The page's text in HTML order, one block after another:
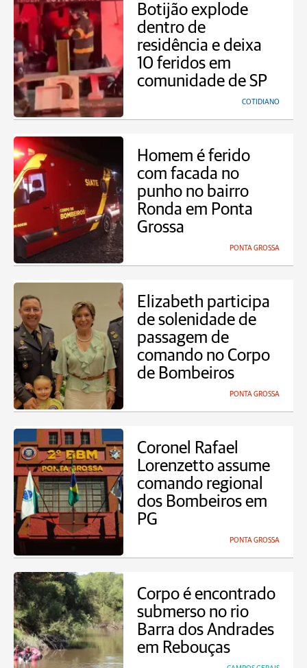
Botijão explode
dentro de
residência e deixa
10 feridos em
comunidade de SP
COTIDIANO
Homem é ferido
com facada no
punho no bairro
Ronda em Ponta
Grossa
PONTA GROSSA
Elizabeth participa
de solenidade de
passagem de
comando no Corpo
de Bombeiros
PONTA GROSSA
Coronel Rafael
Lorenzetto assume
comando regional
dos Bombeiros em
PG
PONTA GROSSA
Corpo é encontrado
submerso no rio
Barra dos Andrades
em Rebouças